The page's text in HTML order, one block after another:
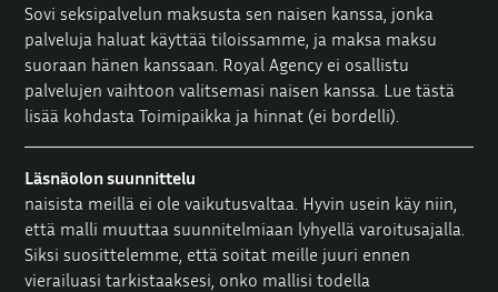
Sovi seksipalvelun maksusta sen naisen kanssa, jonka
palveluja haluat käyttää tiloissamme, ja maksa maksu
suoraan hänen kanssaan. Royal Agency ei osallistu
palvelujen vaihtoon valitsemasi naisen kanssa. Lue tästä
lisää kohdastaToimipaikka ja hinnat (ei bordelli).
Läsnäolon suunnittelu
naisista meillä ei ole vaikutusvaltaa. Hyvin usein käy niin,
että malli muuttaa suunnitelmiaan lyhyellä varoitusajalla.
Siksi suosittelemme, että soitat meille juuri ennen
vierailuasi tarkistaaksesi, onko mallisi todella